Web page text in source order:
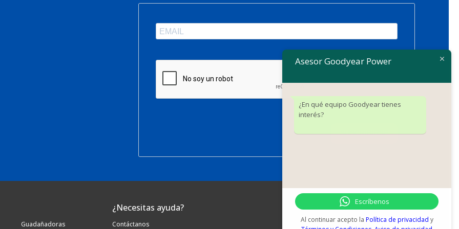
SUSCRIBIRSE
Guadañadoras
¿Necesitas ayuda?
Contáctanos
Síguenos
Asesor Goodyear Power
¿En qué equipo Goodyear tienes
interés?
Escríbenos
Al continuar acepto la Política de privacidad y